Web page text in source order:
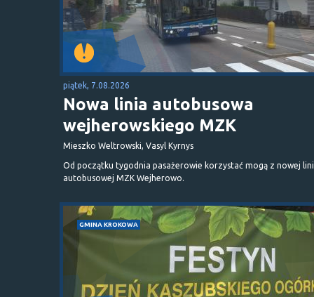
piątek, 7.08.2026
Nowa linia autobusowa
wejherowskiego MZK
Mieszko Weltrowski, Vasyl Kyrnys
Od początku tygodnia pasażerowie korzystać mogą z nowej
autobusowej MZK Wejherowo.
GMINA KROKOWA